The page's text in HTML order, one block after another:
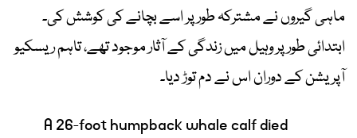
ماہی گیروں نے مشترکہ طور پر اسے بچانے کی کوشش کی۔
ابتدائی طور پر وہیل میں زندگی کے آثار موجود تھے، تاہم ریسکیو
آپریشن کے دوران اس نے دم توڑ دیا۔
A 26-foot humpback whale calf died